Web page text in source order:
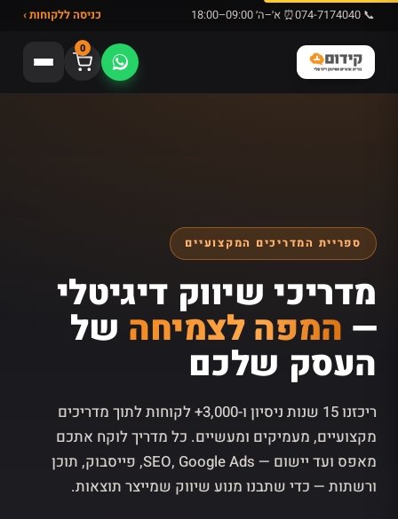
📞 074-7174040 ⏰ א׳–ה׳ 09:00–18:00 כניסה ללקוחות ›
0
ספריית המדריכים המקצועיים
מדריכי שיווק דיגיטלי
— המפה לצמיחה של
העסק שלכם
ריכזנו 15 שנות ניסיון ו-3,000+ לקוחות לתוך מדריכים
מקצועיים, מעמיקים ומעשיים. כל מדריך לוקח אתכם
מאפס ועד יישום — SEO, Google Ads, פייסבוק, תוכן
ורשתות — כדי שתבנו מנוע שיווק שמייצר תוצאות.